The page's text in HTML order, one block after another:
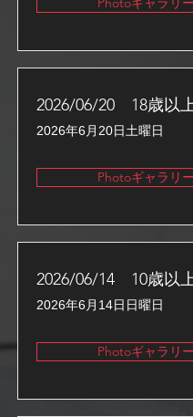
2026/06/20 18歳以
2026年6月20日土曜日
Photoギャラリー
2026/06/14 10歳以
2026年6月14日日曜日
Photoギャラリー